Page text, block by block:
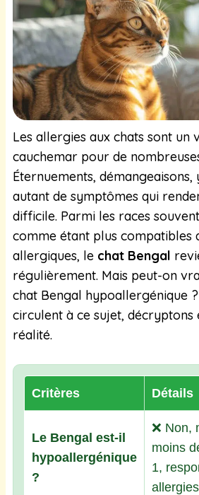
Les allergies aux chats sont un
cauchemar pour de
Éternuements,
autant de symptômes qui
difficile. Parmi les races
comme étant plus compatibles
allergiques, le chat Bengal
régulièrement. Mais peut-on
chat Bengal hypoallergénique ?
circulent à ce sujet, décryptons
réalité.
Critères Détails
Le Bengal est-il
hypoallergénique
?
❌ Non,
moins
1,